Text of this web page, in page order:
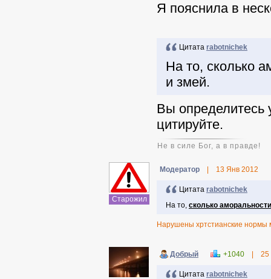
Я пояснила в
Цитата rabotnichek
На то, сколько
и змей.
Вы определитесь
цитируйте.
Не в силе Бог, а в правде!
Старожил
Модератор 13 Янв 2012
Цитата rabotnichek
На то, сколько
Нарушены хртстианские
Добрый +1040 25
Цитата rabotnichek